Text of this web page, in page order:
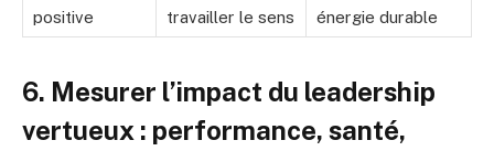
positive
travailler le sens
énergie durable
6. Mesurer l’impact du leadership
vertueux : performance, santé,